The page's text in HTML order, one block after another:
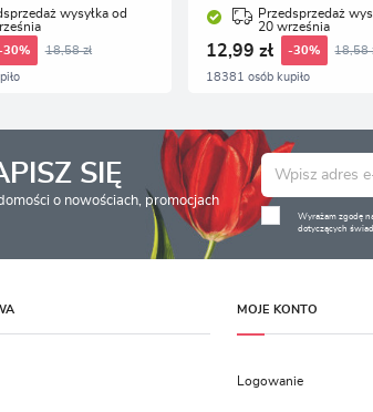
wysyłka od
30% 18,58 zł
Przedsprzedaż
20 września
12,99 zł -30% 18,58
18381 osób kupiło
SIĘ
o nowościach, promocjach
Wyrażam zgodę
dotyczących
MOJE KONTO
Logowanie